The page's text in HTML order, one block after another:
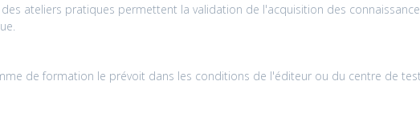
ateliers pratiques permettent la validation de l'acquisition des
de formation le prévoit dans les conditions de l'éditeur ou du centre de test